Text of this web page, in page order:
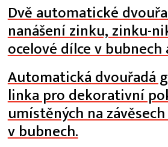
Dvě automatické
nanášení zinku, zinku-
ocelové dílce v bubnech
Automatická dvouřadá
linka pro dekorativní
umístěných na
v bubnech.